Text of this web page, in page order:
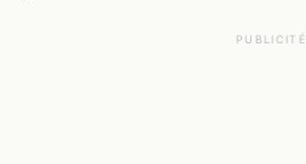
PUBLICITÉ